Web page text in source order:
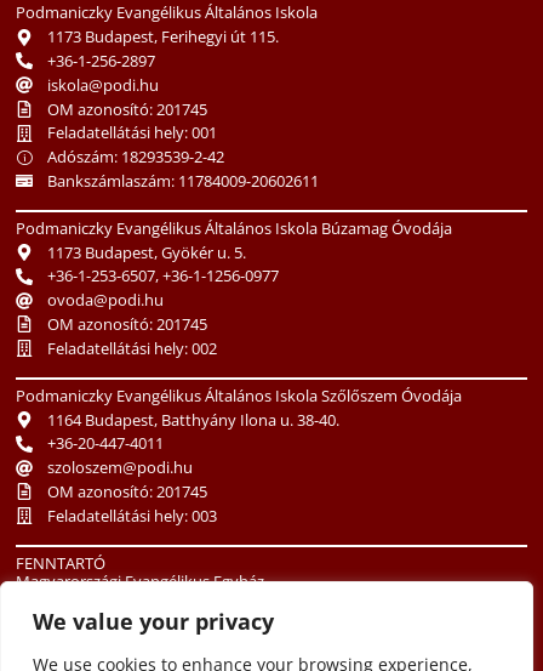
We value your privacy
We use cookies to enhance your browsing experience,
Podmaniczky Evangélikus Általános Iskola
1173 Budapest, Ferihegyi út 115.
+36-1-256-2897
iskola@podi.hu
OM azonosító: 201745
Feladatellátási hely: 001
Adószám: 18293539-2-42
Bankszámlaszám: 11784009-20602611
Podmaniczky Evangélikus Általános Iskola Búzamag Óvodája
1173 Budapest, Gyökér u. 5.
+36-1-253-6507, +36-1-1256-0977
ovoda@podi.hu
OM azonosító: 201745
Feladatellátási hely: 002
Podmaniczky Evangélikus Általános Iskola Szőlőszem Óvodája
1164 Budapest, Batthyány Ilona u. 38-40.
+36-20-447-4011
szoloszem@podi.hu
OM azonosító: 201745
Feladatellátási hely: 003
FENNTARTÓ
Magyarországi Evangélikus Egyház
+36-1-486-3513
oktatas@lutheran.hu